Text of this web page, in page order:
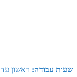
שעות עבודה: ראשון עד